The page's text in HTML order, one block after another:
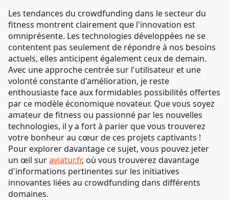
Les tendances du crowdfunding dans le secteur du
fitness montrent clairement que l'innovation est
omniprésente. Les technologies développées ne se
contentent pas seulement de répondre à nos besoins
actuels, elles anticipent également ceux de demain.
Avec une approche centrée sur l'utilisateur et une
volonté constante d'amélioration, je reste
enthousiaste face aux formidables possibilités offertes
par ce modèle économique novateur. Que vous soyez
amateur de fitness ou passionné par les nouvelles
technologies, il y a fort à parier que vous trouverez
votre bonheur au cœur de ces projets captivants !
Pour explorer davantage ce sujet, vous pouvez jeter
un œil suraviatur.fr, où vous trouverez davantage
d'informations pertinentes sur les initiatives
innovantes liées au crowdfunding dans différents
domaines.